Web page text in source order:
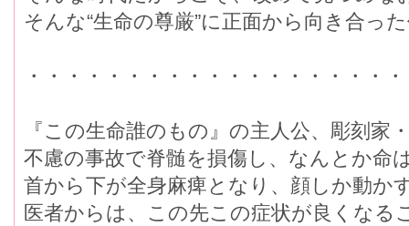
そんな“生命の尊厳”に正面から向き合っ
・・・・・・・・・・・・・・・・・・
『この生命誰のもの』の主人公、彫刻家
不慮の事故で脊髄を損傷し、なんとか命
首から下が全身麻痺となり、顔しか動か
医者からは、この先この症状が良くなる